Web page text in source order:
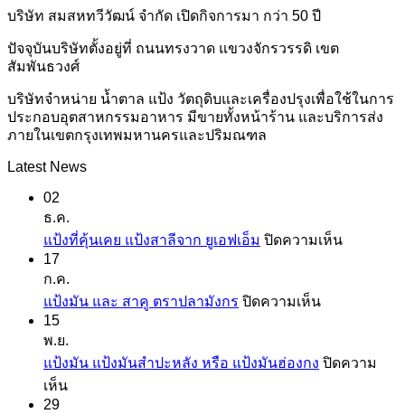
บริษัท สมสหทวีวัฒน์ จำกัด เปิดกิจการมา กว่า 50 ปี
ปัจจุบันบริษัทตั้งอยู่ที่ ถนนทรงวาด แขวงจักรวรรดิ เขต
สัมพันธวงศ์
บริษัทจำหน่าย น้ำตาล แป้ง วัตถุดิบและเครื่องปรุงเพื่อใช้ในการ
ประกอบอุตสาหกรรมอาหาร มีขายทั้งหน้าร้าน และบริการส่ง
ภายในเขตกรุงเทพมหานครและปริมณฑล
Latest News
02
ธ.ค.
แป้งที่คุ้นเคย แป้งสาลีจาก ยูเอฟเอ็ม ปิดความเห็นบน
17
ก.ค.
แป้งมัน และ สาคู ตราปลามังกร ปิดความเห็นบน
และ
15
พ.ย.
แป้งมัน แป้งมันสำปะหลัง หรือ แป้งมันฮ่องกง ปิดความ
เห็นบน
29